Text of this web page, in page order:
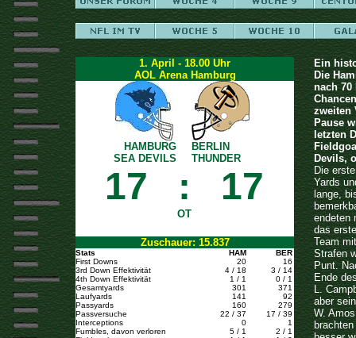
1. April - 18.00 Uhr
AOL Arena Hamburg
HAMBURG
SEA DEVILS
BERLIN
THUNDER
17 : 17
OT
Zuschauer: 15.837
Stats HAM
BER
First Downs
20
16
3rd Down Effektivität
4 / 18
3 / 14
4th Down Effektivität
1 / 1
0 / 1
Gesamtyards
301
371
Laufyards
141
92
Passyards
160
279
Passversuche
22 / 37
17 / 39
Interceptions
0
1
Fumbles, davon verloren
5 / 1
2 / 1
Ein
Die
nach 70
zweiten
Pause
letzten
Devils,
Die
Yards
lange,
endeten
das
Team
Strafen
Punt.
Ende
L.
aber
W.